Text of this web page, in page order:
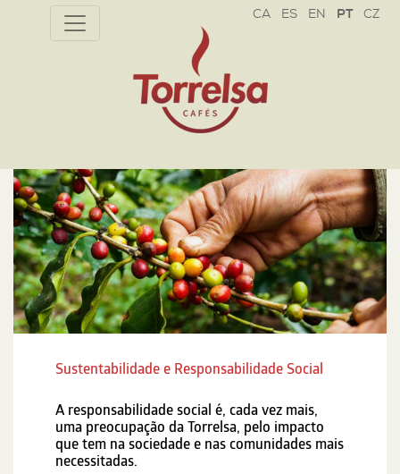
CZ
Sustentabilidade e Responsabilidade Social
A responsabilidade social é, cada vez mais,
uma preocupação da Torrelsa, pelo impacto
que tem na sociedade e nas comunidades mais
necessitadas.